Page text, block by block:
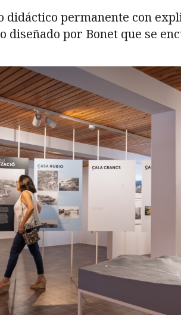
didáctico permanente con
diseñado por Bonet que se